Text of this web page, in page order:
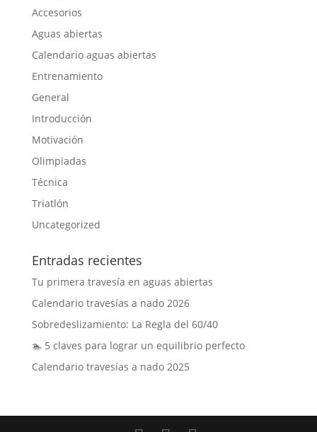
Accesorios
Aguas abiertas
Calendario aguas abiertas
Entrenamiento
General
Introducción
Motivación
Olimpiadas
Técnica
Triatlón
Uncategorized
Entradas recientes
Tu primera travesía en aguas abiertas
Calendario travesías a nado 2026
Sobredeslizamiento: La Regla del 60/40
🏊 5 claves para lograr un equilibrio perfecto
Calendario travesías a nado 2025